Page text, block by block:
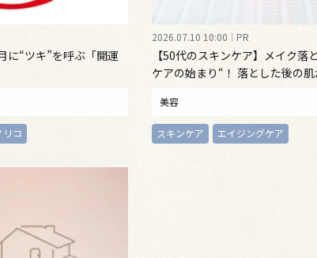
に“ツキ”を呼ぶ「開運
リコ
2026.07.10 10:00 PR
【50代のスキンケア】メイク落
ケアの始まり“！ 落とした後の
美容
スキンケア エイジングケア